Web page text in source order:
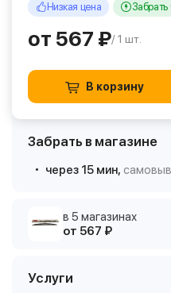
Низкая цена Забрать
от 567 ₽/ 1 шт.
В корзину
Забрать в магазине
через 15 мин,
в 5 магазинах
от 567 ₽
Услуги